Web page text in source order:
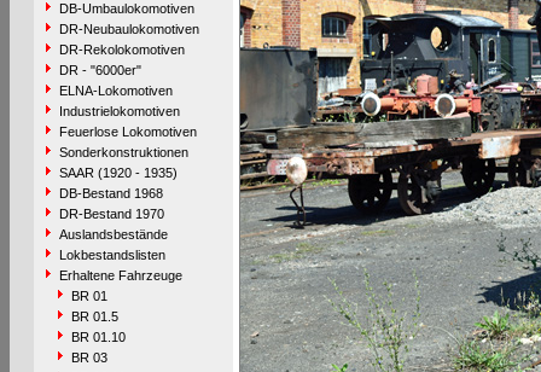
DB-Umbaulokomotiven
DR-Neubaulokomotiven
DR-Rekolokomotiven
DR - "6000er"
ELNA-Lokomotiven
Industrielokomotiven
Feuerlose Lokomotiven
Sonderkonstruktionen
SAAR (1920 - 1935)
DB-Bestand 1968
DR-Bestand 1970
Auslandsbestände
Lokbestandslisten
Erhaltene Fahrzeuge
BR 01
BR 01.5
BR 01.10
BR 03